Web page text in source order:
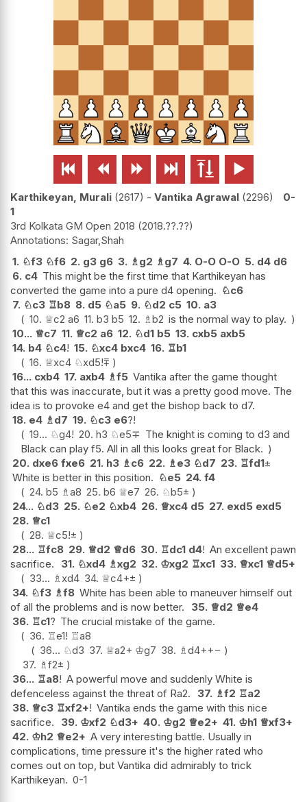
     
Karthikeyan, Murali 2617 - Vantika Agrawal 2296
0-
1
3rd Kolkata GM Open 2018 2018.??.??
Sagar,Shah
1. ♘f3 ♘f6 2. g3 g6 3. ♗g2 ♗g7 4. O-O O-O 5. d4 d6
6. c4 This might be the first time that Karthikeyan has
converted the game into a pure d4 opening. ♘c6
7. ♘c3 ♖b8 8. d5 ♘a5 9. ♘d2 c5 10. a3
10. ♕c2 a6 11. b3 b5 12. ♗b2 is the normal way to play.
10... ♕c7 11. ♕c2 a6 12. ♘d1 b5 13. cxb5 axb5
14. b4 ♘c4! 15. ♘xc4 bxc4 16. ♖b1
16. ♕xc4 ♘xd5!⩱
16... cxb4 17. axb4 ♗f5 Vantika after the game thought
that this was inaccurate, but it was a pretty good move. The
idea is to provoke e4 and get the bishop back to d7.
18. e4 ♗d7 19. ♘c3 e6?!
19... ♘g4! 20. h3 ♘e5∓ The knight is coming to d3 and
Black can play f5. All in all this looks great for Black.
20. dxe6 fxe6 21. h3 ♗c6 22. ♗e3 ♘d7 23. ♖fd1±
White is better in this position. ♘e5 24. f4
24. b5 ♗a8 25. b6 ♕e7 26. ♘b5±
24... ♘d3 25. ♘e2 ♘xb4 26. ♕xc4 d5 27. exd5 exd5
28. ♕c1
28. ♕c5!±
28... ♖fc8 29. ♕d2 ♕d6 30. ♖dc1 d4! An excellent pawn
sacrifice.
31. ♘xd4 ♗xg2 32. ♔xg2 ♖xc1 33. ♕xc1 ♕d5+
33... ♗xd4 34. ♕c4+±
34. ♘f3 ♗f8 White has been able to maneuver himself out
of all the problems and is now better.
35. ♕d2 ♕e4
36. ♖c1? The crucial mistake of the game.
36. ♖e1! ♖a8
36... ♘d3 37. ♕a2+ ♔g7 38. ♗d4++−
37. ♗f2±
36... ♖a8! A powerful move and suddenly White is
defenceless against the threat of Ra2.
37. ♗f2 ♖a2
38. ♕c3 ♖xf2+! Vantika ends the game with this nice
sacrifice.
39. ♔xf2 ♘d3+ 40. ♔g2 ♕e2+ 41. ♔h1 ♕xf3+
42. ♔h2 ♕e2+ A very interesting battle. Usually in
complications, time pressure it's the higher rated who
comes out on top, but Vantika did admirably to trick
Karthikeyan. 0-1